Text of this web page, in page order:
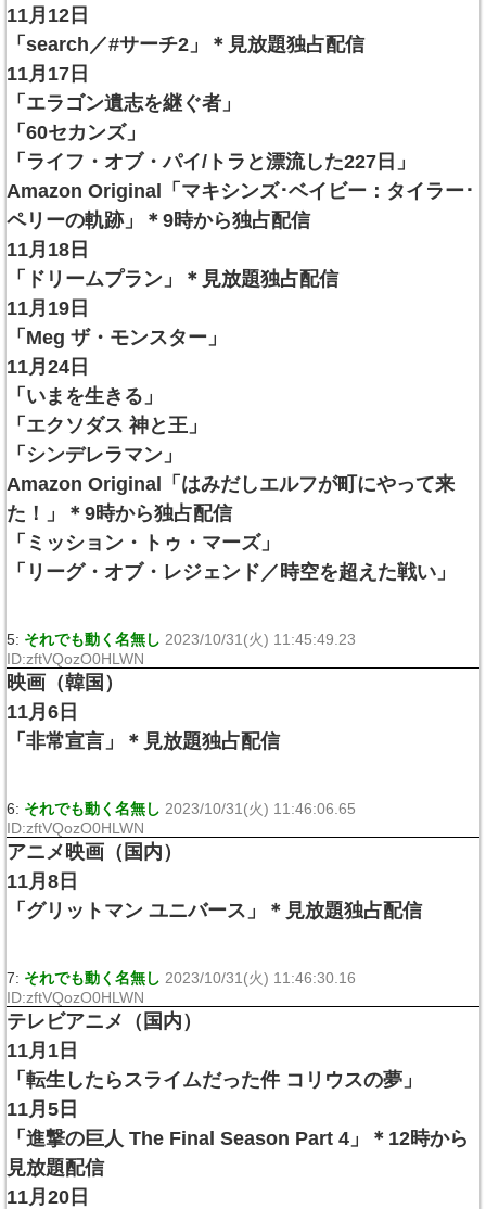
11月12日
「search／#サーチ2」＊見放題独占配信
11月17日
「エラゴン遺志を継ぐ者」
「60セカンズ」
「ライフ・オブ・パイ/トラと漂流した227日」
Amazon Original「マキシンズ･ベイビー：タイラー･
ペリーの軌跡」＊9時から独占配信
11月18日
「ドリームプラン」＊見放題独占配信
11月19日
「Meg ザ・モンスター」
11月24日
「いまを生きる」
「エクソダス 神と王」
「シンデレラマン」
Amazon Original「はみだしエルフが町にやって来
た！」＊9時から独占配信
「ミッション・トゥ・マーズ」
「リーグ・オブ・レジェンド／時空を超えた戦い」
5: それでも動く名無し 2023/10/31(火) 11:45:49.23
ID:zftVQozO0HLWN
映画（韓国）
11月6日
「非常宣言」＊見放題独占配信
6: それでも動く名無し 2023/10/31(火) 11:46:06.65
ID:zftVQozO0HLWN
アニメ映画（国内）
11月8日
「グリットマン ユニバース」＊見放題独占配信
7: それでも動く名無し 2023/10/31(火) 11:46:30.16
ID:zftVQozO0HLWN
テレビアニメ（国内）
11月1日
「転生したらスライムだった件 コリウスの夢」
11月5日
「進撃の巨人 The Final Season Part 4」＊12時から
見放題配信
11月20日